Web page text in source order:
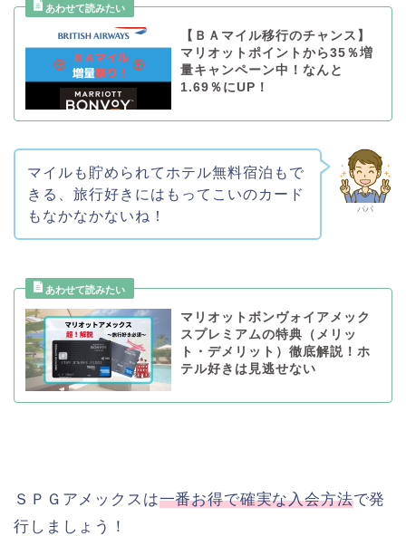
【ＢＡマイル移行のチャンス】
マリオットポイントから35％増
量キャンペーン中！なんと
1.69％にUP！
パパ
マイルも貯められてホテル無料宿泊もで
きる、旅行好きにはもってこいのカード
もなかなかないね！
マリオットボンヴォイアメック
スプレミアムの特典（メリッ
ト・デメリット）徹底解説！ホ
テル好きは見逃せない
ＳＰＧアメックスは一番お得で確実な入会方法で発
行しましょう！